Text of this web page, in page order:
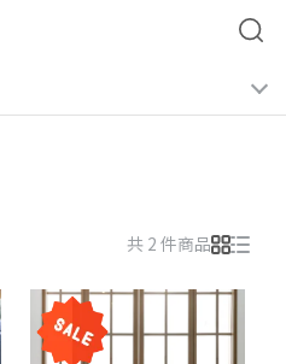
共 2 件商品